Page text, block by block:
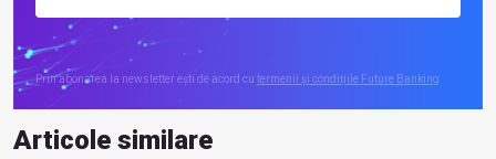
Prin abonarea la newsletter ești de acord cu termenii și condițiile Future Banking
Articole similare